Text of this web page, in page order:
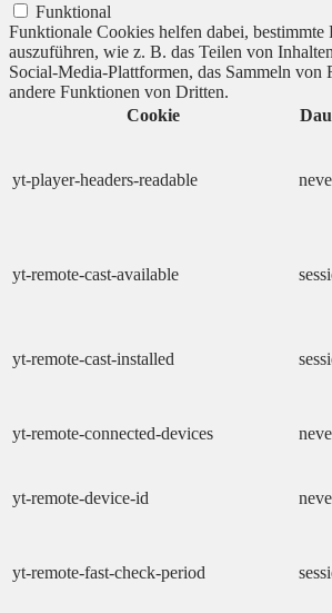
Funktional
Funktionale Cookies helfen dabei, bestimmte
auszuführen, wie z. B. das Teilen von
Social-Media-Plattformen, das Sammeln von
andere Funktionen von Dritten.
Cookie
yt-player-headers-readable
yt-remote-cast-available
yt-remote-cast-installed
yt-remote-connected-devices
yt-remote-device-id
yt-remote-fast-check-period